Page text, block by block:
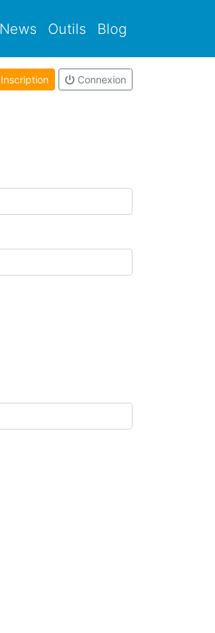
News Outils Blog
Inscription Connexion